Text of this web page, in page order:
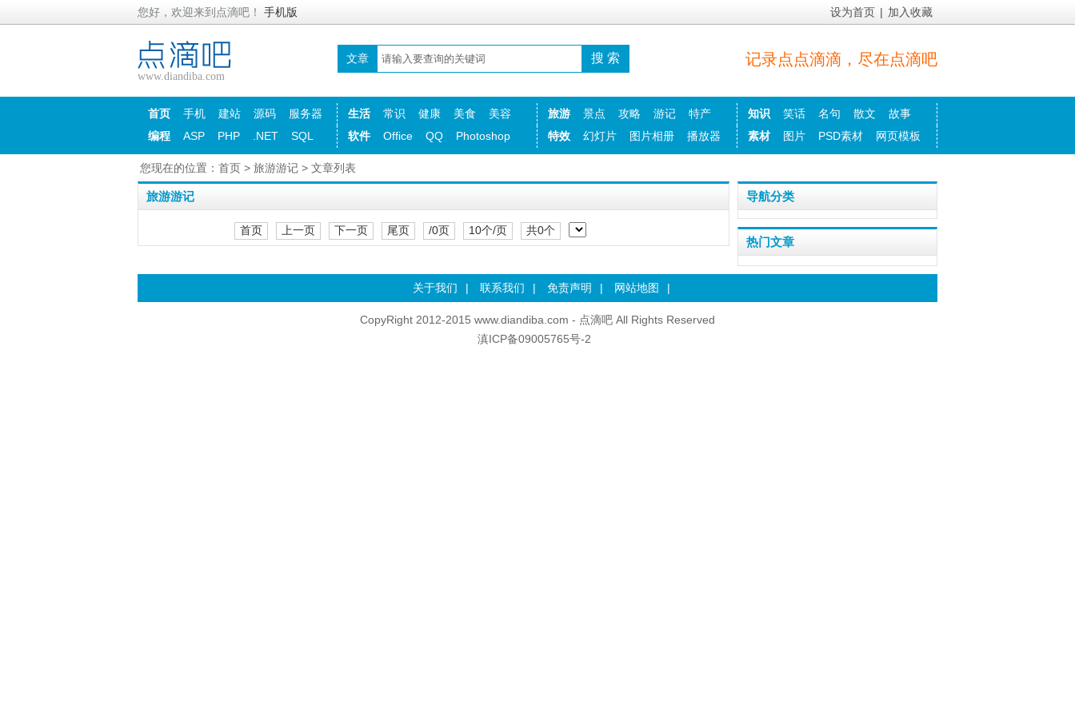
设为首页 | 加入收藏
您好，欢迎来到点滴吧！ 手机版
www.diandiba.com
记录点点滴滴，尽在点滴吧
文章
首页 手机 建站 源码 服务器 生活 常识 健康 美食 美容 旅游 景点 攻略 游记 特产 知识 笑话 名句 散文
故事
编程
ASP PHP .NET SQL 软件 Office QQ Photoshop 特效 幻灯片 图片相册 播放器 素材 图片 PSD素材 网页模板
您现在的位置： 首页> 旅游游记> 文章列表
旅游游记
首页 上一页 下一页 尾页 /0页 10个/页 共0个
导航分类
热门文章
关于我们 | 联系我们 | 免责声明 | 网站地图 |
CopyRight 2012-2015 www.diandiba.com - 点滴吧 All Rights Reserved
滇ICP备09005765号-2